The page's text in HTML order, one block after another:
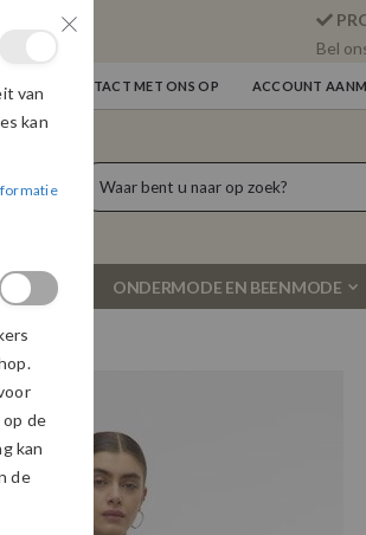
Bel
NEEM CONTACT MET ONS OP ACCOUNT
Cart
ONDERMODE EN BEENMODE
van
kan
de
kan
de